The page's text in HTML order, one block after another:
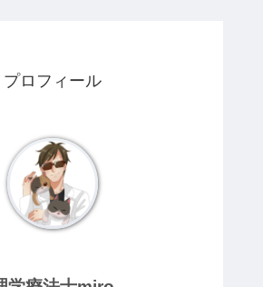
プロフィール